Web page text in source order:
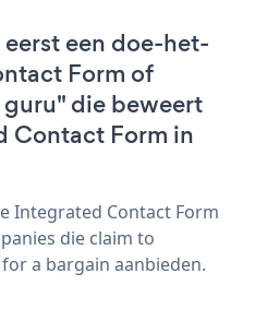
een doe-het-
Form of
die beweert
Contact Form in
Integrated Contact Form
die claim to
a bargain aanbieden.